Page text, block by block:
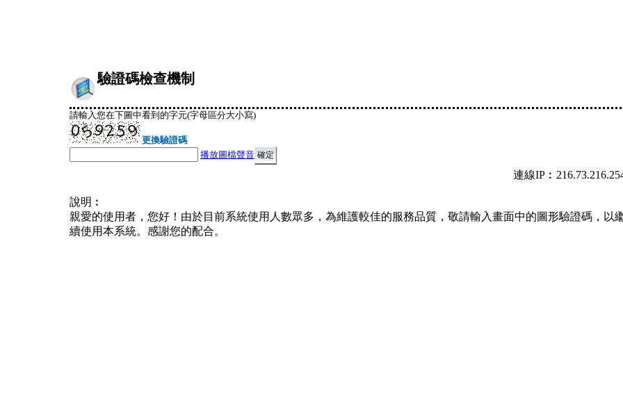
驗證碼檢查機制
請輸入您在下圖中看到的字元(字母區分大小寫)
更換驗證碼
播放圖檔聲音
連線
說明︰
親愛的使用者，您好！由於目前系統使用人數眾多，為維護較佳的服務品質，敬請輸入畫面中的圖形驗證碼，以
續使用本系統。感謝您的配合。